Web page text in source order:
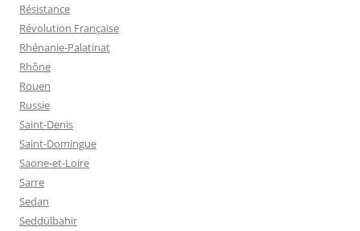
Résistance
Révolution Française
Rhénanie-Palatinat
Rhône
Rouen
Russie
Saint-Denis
Saint-Domingue
Saone-et-Loire
Sarre
Sedan
Seddülbahir